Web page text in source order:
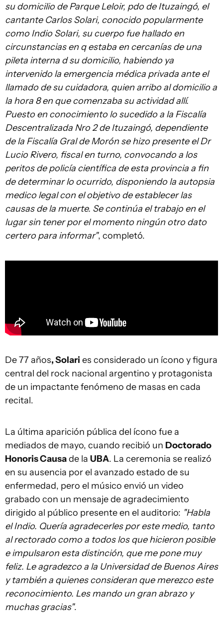
su domicilio de Parque Leloir, pdo de Ituzaingó, el
cantante Carlos Solari, conocido popularmente
como Indio Solari, su cuerpo fue hallado en
circunstancias en q estaba en cercanías de una
pileta interna d su domicilio, habiendo ya
intervenido la emergencia médica privada ante el
llamado de su cuidadora, quien arribo al domicilio a
la hora 8 en que comenzaba su actividad allí.
Puesto en conocimiento lo sucedido a la Fiscalía
Descentralizada Nro 2 de Ituzaingó, dependiente
de la Fiscalía Gral de Morón se hizo presente el Dr
Lucio Rivero, fiscal en turno, convocando a los
peritos de policía científica de esta provincia a fin
de determinar lo ocurrido, disponiendo la autopsia
medico legal con el objetivo de establecer las
causas de la muerte. Se continúa el trabajo en el
lugar sin tener por el momento ningún otro dato
certero para informar", completó.
De 77 años, Solari es considerado un ícono y figura
central del rock nacional argentino y protagonista
de un impactante fenómeno de masas en cada
recital.
La última aparición pública del ícono fue a
mediados de mayo, cuando recibió un Doctorado
Honoris Causade la UBA. La ceremonia se realizó
en su ausencia por el avanzado estado de su
enfermedad, pero el músico envió un video
grabado con un mensaje de agradecimiento
dirigido al público presente en el auditorio: "Habla
el Indio. Quería agradecerles por este medio, tanto
al rectorado como a todos los que hicieron posible
e impulsaron esta distinción, que me pone muy
feliz. Le agradezco a la Universidad de Buenos Aires
y también a quienes consideran que merezco este
reconocimiento. Les mando un gran abrazo y
muchas gracias".